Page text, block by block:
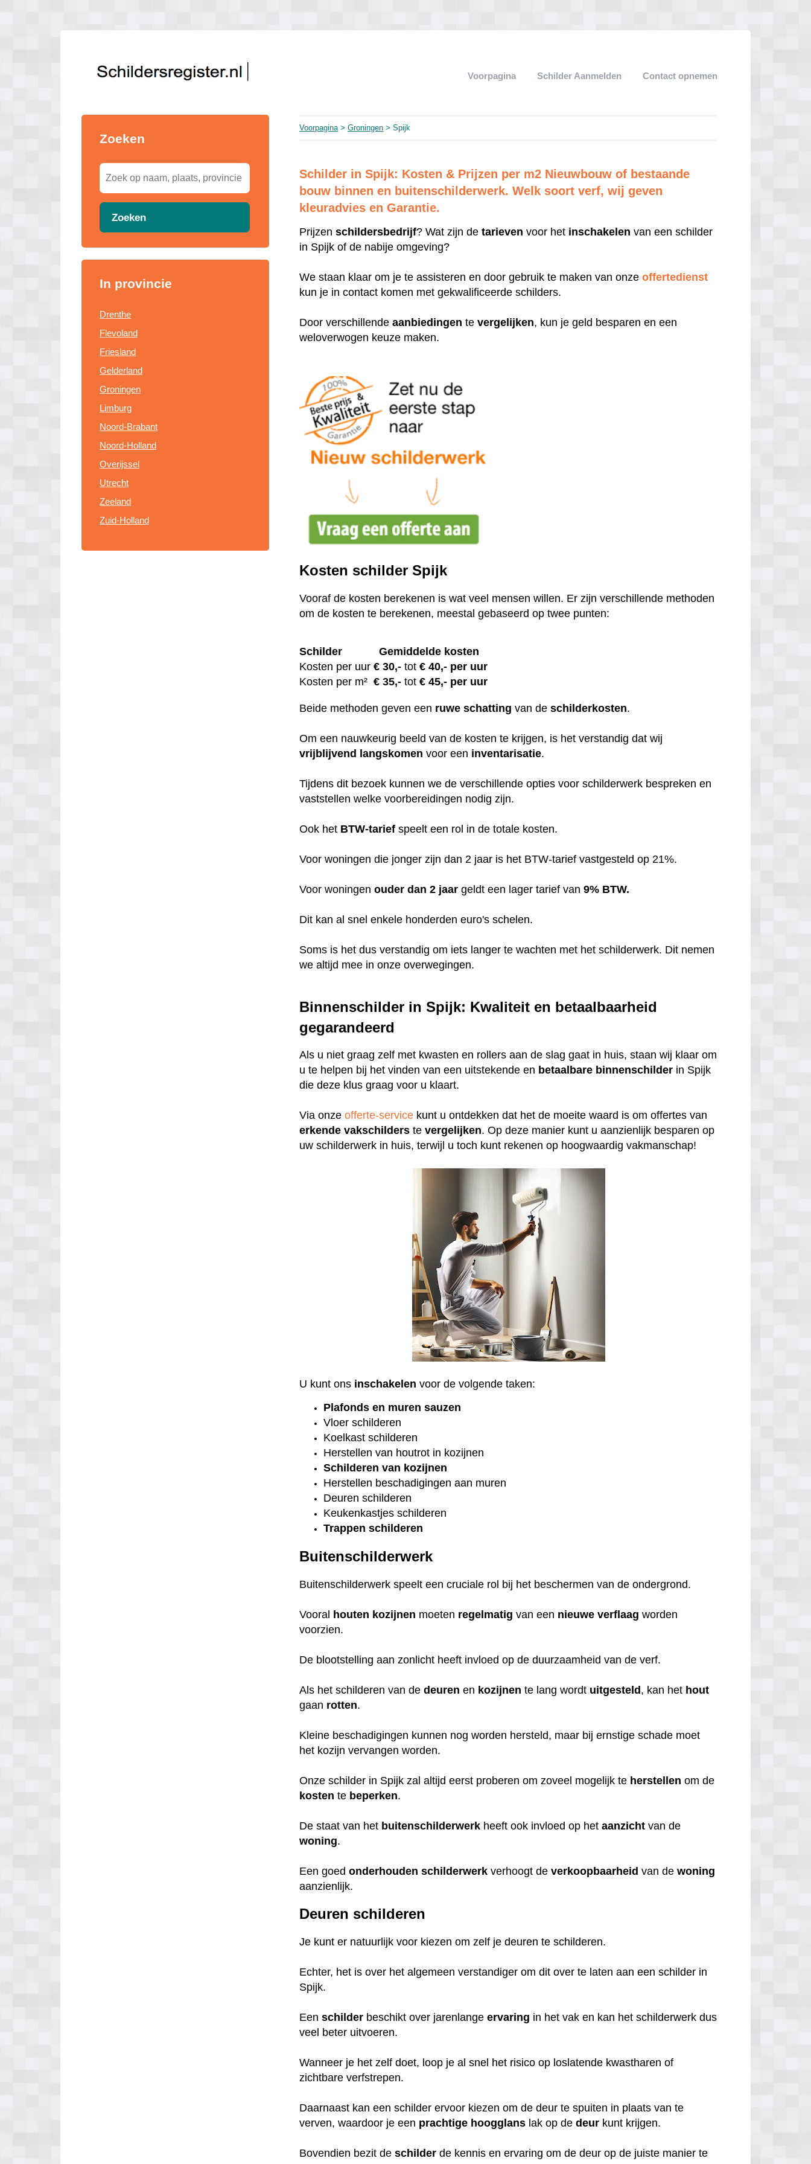
Voorpagina Schilder Aanmelden Contact opnemen
Zoeken
Zoeken
In provincie
Drenthe
Flevoland
Friesland
Gelderland
Groningen
Limburg
Noord-Brabant
Noord-Holland
Overijssel
Utrecht
Zeeland
Zuid-Holland
Voorpagina>Groningen > Spijk
Schilder in Spijk: Kosten & Prijzen per m2 Nieuwbouw of bestaande
bouw binnen en buitenschilderwerk. Welk soort verf, wij geven
kleuradvies en Garantie.
Prijzenschildersbedrijf? Wat zijn detarieven voor het inschakelen van een schilder
in Spijk of de nabije omgeving?
We staan klaar om je te assisteren en door gebruik te maken van onzeoffertedienst
kun je in contact komen met gekwalificeerde schilders.
Door verschillendeaanbiedingen tevergelijken, kun je geld besparen en een
weloverwogen keuze maken.
Kosten schilder Spijk
Vooraf de kosten berekenen is wat veel mensen willen. Er zijn verschillende methoden
om de kosten te berekenen, meestal gebaseerd op twee punten:
Schilder
Gemiddelde kosten
Kosten per uur € 30,-tot € 40,- per uur
Kosten per m²€35,- tot € 45,- per uur
Beide methoden geven een ruwe schatting van deschilderkosten.
Om een nauwkeurig beeld van de kosten te krijgen, is het verstandig dat wij
vrijblijvend langskomen voor een inventarisatie.
Tijdens dit bezoek kunnen we de verschillende opties voor schilderwerk bespreken en
vaststellen welke voorbereidingen nodig zijn.
Ook het BTW-tarief speelt een rol in de totale kosten.
Voor woningen die jonger zijn dan 2 jaar is het BTW-tarief vastgesteld op 21%.
Voor woningenouder dan 2 jaar geldt een lager tarief van9% BTW.
Dit kan al snel enkele honderden euro's schelen.
Soms is het dus verstandig om iets langer te wachten met het schilderwerk. Dit nemen
we altijd mee in onze overwegingen.
Binnenschilder in Spijk: Kwaliteit en betaalbaarheid
gegarandeerd
Als u niet graag zelf met kwasten en rollers aan de slag gaat in huis, staan wij klaar om
u te helpen bij het vinden van een uitstekende en betaalbare binnenschilder in Spijk
die deze klus graag voor u klaart.
Via onzeofferte-service kunt u ontdekken dat het de moeite waard is om offertes van
erkende vakschilders tevergelijken. Op deze manier kunt u aanzienlijk besparen op
uw schilderwerk in huis, terwijl u toch kunt rekenen op hoogwaardig vakmanschap!
U kunt ons inschakelen voor de volgende taken:
Plafonds en muren sauzen
Vloer schilderen
Koelkast schilderen
Herstellen van houtrot in kozijnen
Schilderen van kozijnen
Herstellen beschadigingen aan muren
Deuren schilderen
Keukenkastjes schilderen
Trappen schilderen
Buitenschilderwerk
Buitenschilderwerk speelt een cruciale rol bij het beschermen van de ondergrond.
Vooral houten kozijnen moeten regelmatig van een nieuwe verflaag worden
voorzien.
De blootstelling aan zonlicht heeft invloed op de duurzaamheid van de verf.
Als het schilderen van dedeuren en kozijnen te lang wordt uitgesteld, kan het hout
gaan rotten.
Kleine beschadigingen kunnen nog worden hersteld, maar bij ernstige schade moet
het kozijn vervangen worden.
Onze schilder in Spijk zal altijd eerst proberen om zoveel mogelijk te herstellen om de
kosten te beperken.
De staat van het buitenschilderwerk heeft ook invloed op hetaanzicht van de
woning.
Een goedonderhouden schilderwerk verhoogt deverkoopbaarheid van dewoning
aanzienlijk.
Deuren schilderen
Je kunt er natuurlijk voor kiezen om zelf je deuren te schilderen.
Echter, het is over het algemeen verstandiger om dit over te laten aan een schilder in
Spijk.
Eenschilder beschikt over jarenlangeervaring in het vak en kan het schilderwerk dus
veel beter uitvoeren.
Wanneer je het zelf doet, loop je al snel het risico op loslatende kwastharen of
zichtbare verfstrepen.
Daarnaast kan een schilder ervoor kiezen om de deur te spuiten in plaats van te
verven, waardoor je een prachtige hoogglans lak op dedeur kunt krijgen.
Bovendien bezit deschilder de kennis en ervaring om de deur op de juiste manier te